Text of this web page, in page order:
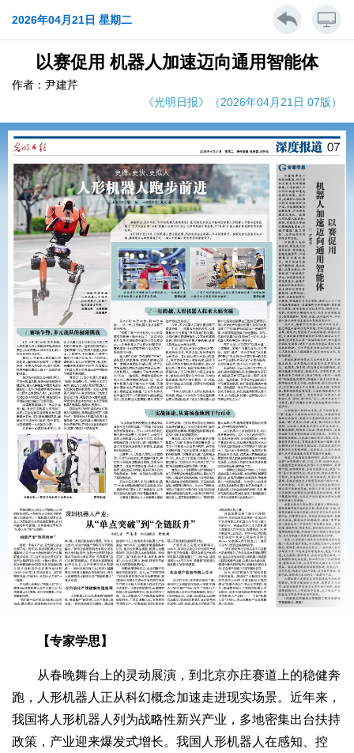
2026年04月21日 星期二
以赛促用 机器人加速迈向通用智能体
作者：尹建芹
《光明日报》（2026年04月21日 07版）
【专家学思】
从春晚舞台上的灵动展演，到北京亦庄赛道上的稳健奔
跑，人形机器人正从科幻概念加速走进现实场景。近年来，
我国将人形机器人列为战略性新兴产业，多地密集出台扶持
政策，产业迎来爆发式增长。我国人形机器人在感知、控